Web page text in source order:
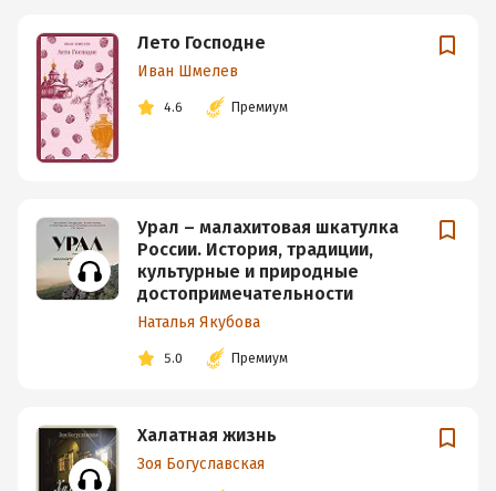
Лето Господне
Иван Шмелев
4.6 Премиум
Урал – малахитовая шкатулка
России. История, традиции,
культурные и природные
достопримечательности
Наталья Якубова
5.0 Премиум
Халатная жизнь
Зоя Богуславская